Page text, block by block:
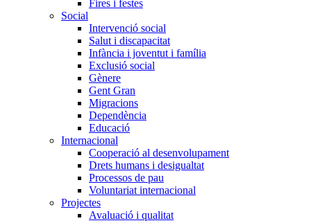
Fires i festes
Social
Intervenció social
Salut i discapacitat
Infància i joventut i família
Exclusió social
Gènere
Gent Gran
Migracions
Dependència
Educació
Internacional
Cooperació al desenvolupament
Drets humans i desigualtat
Processos de pau
Voluntariat internacional
Projectes
Avaluació i qualitat